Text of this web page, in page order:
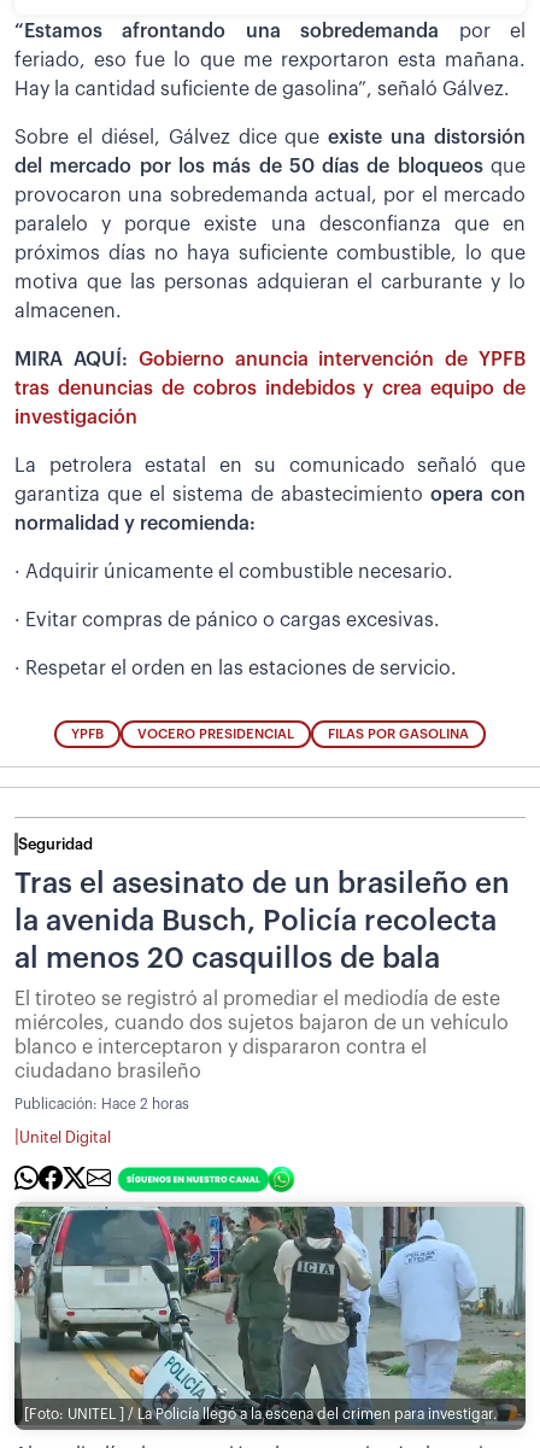
“Estamos afrontando una sobredemanda por el
feriado, eso fue lo que me rexportaron esta mañana.
Hay la cantidad suficiente de gasolina”, señaló Gálvez.
Sobre el diésel, Gálvez dice queexiste una distorsión
del mercado por los más de 50 días de bloqueos que
provocaron una sobredemanda actual, por el mercado
paralelo y porque existe una desconfianza que en
próximos días no haya suficiente combustible, lo que
motiva que las personas adquieran el carburante y lo
almacenen.
MIRA AQUÍ: Gobierno anuncia intervención de YPFB
tras denuncias de cobros indebidos y crea equipo de
investigación
La petrolera estatal en su comunicado señaló que
garantiza que el sistema de abastecimiento opera con
normalidad y recomienda:
· Adquirir únicamente el combustible necesario.
· Evitar compras de pánico o cargas excesivas.
· Respetar el orden en las estaciones de servicio.
YPFB VOCERO PRESIDENCIAL FILAS POR GASOLINA
Seguridad
Tras el asesinato de un brasileño en
la avenida Busch, Policía recolecta
al menos 20 casquillos de bala
El tiroteo se registró al promediar el mediodía de este
miércoles, cuando dos sujetos bajaron de un vehículo
blanco e interceptaron y dispararon contra el
ciudadano brasileño
Publicación: Hace 2 horas
Unitel Digital
[Foto: UNITEL ] / La Policía llegó a la escena del crimen para investigar.